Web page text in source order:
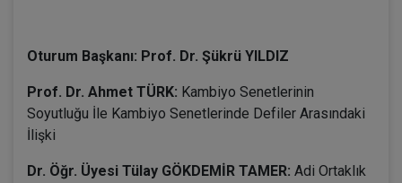
Oturum Başkanı: Prof. Dr. Şükrü YILDIZ
Prof. Dr. Ahmet TÜRK: Kambiyo Senetlerinin
Soyutluğu İle Kambiyo Senetlerinde Defiler Arasındaki
İlişki
Dr. Öğr. Üyesi Tülay GÖKDEMİR TAMER: Adi Ortaklık